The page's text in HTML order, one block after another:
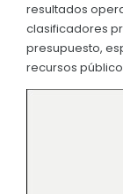
Cédulas
resultados
clasificadores
presupuesto,
recursos